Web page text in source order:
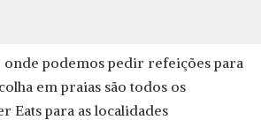
onde podemos pedir refeições para
em praias são todos os
Eats para as localidades